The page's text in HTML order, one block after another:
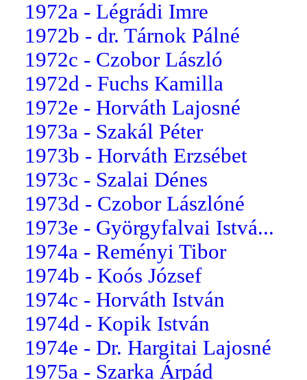
1972a - Légrádi Imre
1972b - dr. Tárnok Pálné
1972c - Czobor László
1972d - Fuchs Kamilla
1972e - Horváth Lajosné
1973a - Szakál Péter
1973b - Horváth Erzsébet
1973c - Szalai Dénes
1973d - Czobor Lászlóné
1973e - Györgyfalvai Istvá...
1974a - Reményi Tibor
1974b - Koós József
1974c - Horváth István
1974d - Kopik István
1974e - Dr. Hargitai Lajosné
1975a - Szarka Árpád